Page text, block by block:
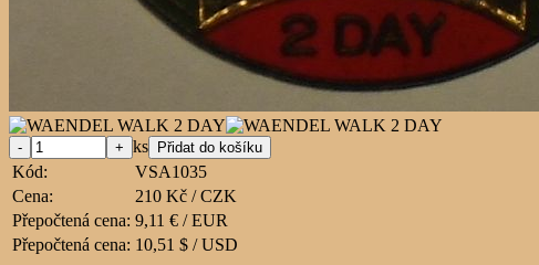
ks
Kód:
VSA1035
Cena:
210 Kč / CZK
Přepočtená cena: 9,11 € / EUR
Přepočtená cena: 10,51 $ / USD